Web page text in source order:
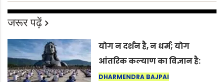
जरूर पढ़ें
योग न दर्शन है, न धर्म; योग
आंतरिक कल्याण का विज्ञान है:
अंतरराष्ट्रीय योग दिवस 2026 पर
DHARMENDRA BAJPAI